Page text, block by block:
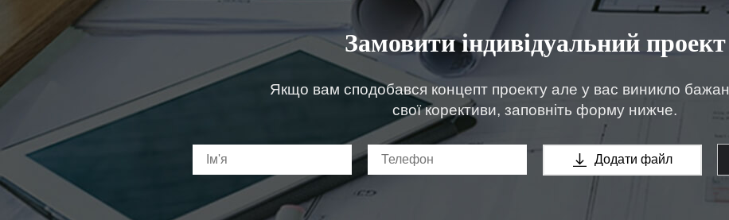
Замовити індивідуальний проект
Якщо вам сподобався концепт проекту але у вас виникло
свої корективи, заповніть форму нижче.
Додати файл